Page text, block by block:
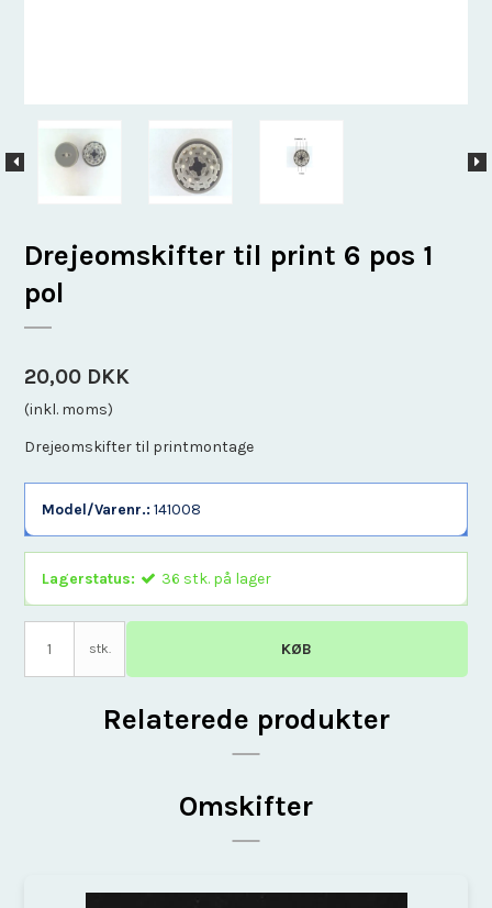
Drejeomskifter til print 6 pos 1
pol
20,00 DKK
(inkl. moms)
Drejeomskifter til printmontage
Model/Varenr.: 141008
Lagerstatus: 36 stk. på lager
stk. KØB
Relaterede produkter
Omskifter